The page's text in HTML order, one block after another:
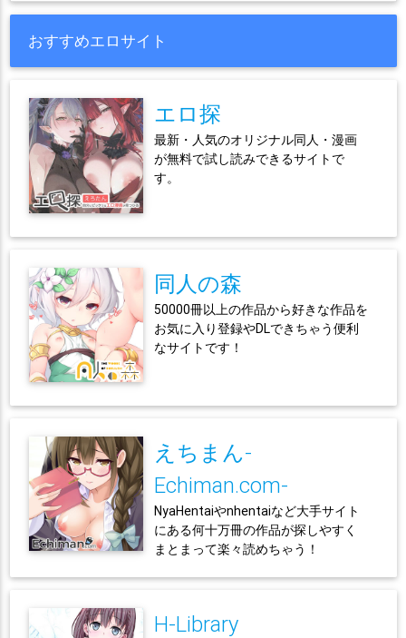
おすすめエロサイト
エロ探
最新・人気のオリジナル同人・漫画
が無料で試し読みできるサイトで
す。
同人の森
50000冊以上の作品から好きな作品を
お気に入り登録やDLできちゃう便利
なサイトです！
えちまん-
Echiman.com-
NyaHentaiやnhentaiなど大手サイト
にある何十万冊の作品が探しやすく
まとまって楽々読めちゃう！
H-Library